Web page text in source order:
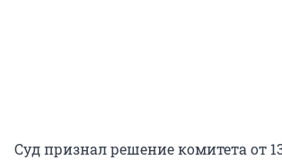
Суд признал решение комитета от